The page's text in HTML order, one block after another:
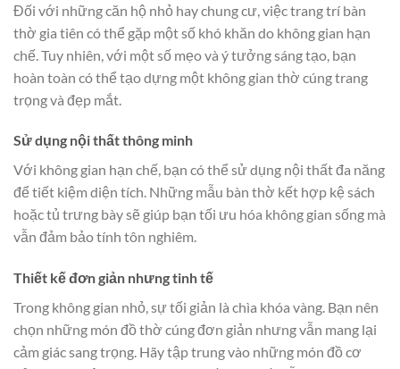
Đối với những căn hộ nhỏ hay chung cư, việc trang trí bàn
thờ gia tiên có thể gặp một số khó khăn do không gian hạn
chế. Tuy nhiên, với một số mẹo và ý tưởng sáng tạo, bạn
hoàn toàn có thể tạo dựng một không gian thờ cúng trang
trọng và đẹp mắt.
Sử dụng nội thất thông minh
Với không gian hạn chế, bạn có thể sử dụng nội thất đa năng
để tiết kiệm diện tích. Những mẫu bàn thờ kết hợp kệ sách
hoặc tủ trưng bày sẽ giúp bạn tối ưu hóa không gian sống mà
vẫn đảm bảo tính tôn nghiêm.
Thiết kế đơn giản nhưng tinh tế
Trong không gian nhỏ, sự tối giản là chìa khóa vàng. Bạn nên
chọn những món đồ thờ cúng đơn giản nhưng vẫn mang lại
cảm giác sang trọng. Hãy tập trung vào những món đồ cơ